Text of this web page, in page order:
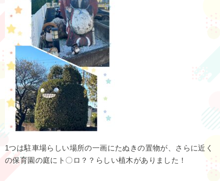
1つは駐車場らしい場所の一画にたぬきの置物が、さらに近く
の保育園の庭にト〇ロ？？らしい植木がありました！